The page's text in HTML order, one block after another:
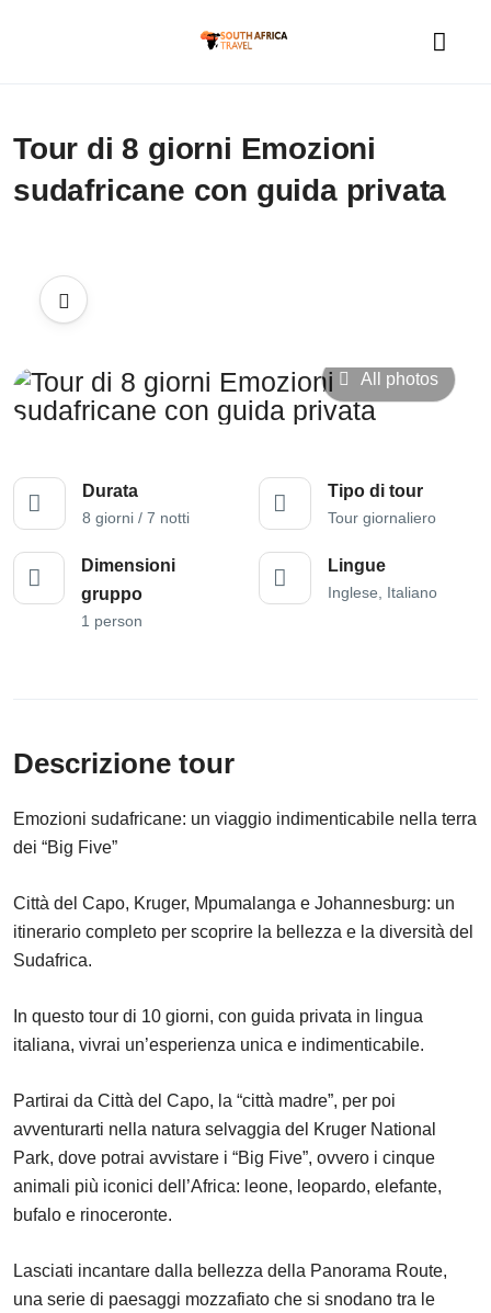
Tour di 8 giorni Emozioni
sudafricane con guida privata
All photos
Durata
8 giorni / 7 notti
Tipo di tour
Tour giornaliero
Dimensioni
gruppo
1 person
Lingue
Inglese, Italiano
Descrizione tour
Emozioni sudafricane: un viaggio indimenticabile nella terra
dei “Big Five”
Città del Capo, Kruger, Mpumalanga e Johannesburg: un
itinerario completo per scoprire la bellezza e la diversità del
Sudafrica.
In questo tour di 10 giorni, con guida privata in lingua
italiana, vivrai un’esperienza unica e indimenticabile.
Partirai da Città del Capo, la “città madre”, per poi
avventurarti nella natura selvaggia del Kruger National
Park, dove potrai avvistare i “Big Five”, ovvero i cinque
animali più iconici dell’Africa: leone, leopardo, elefante,
bufalo e rinoceronte.
Lasciati incantare dalla bellezza della Panorama Route,
una serie di paesaggi mozzafiato che si snodano tra le